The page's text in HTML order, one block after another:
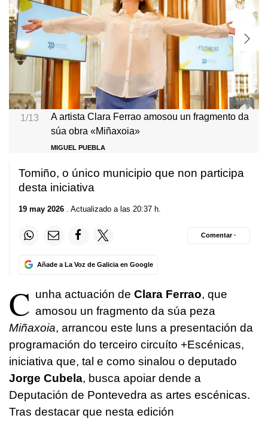
1/13
A artista Clara Ferrao amosou un fragmento da
súa obra «Miñaxoia»
MIGUEL PUEBLA
Tomiño, o único municipio que non participa
desta iniciativa
19 may 2026 . Actualizado a las 20:37 h.
Añade a La Voz de Galicia en Google
Comentar ·
C unha actuación de Clara Ferrao, que
amosou un fragmento da súa peza
Miñaxoia, arrancou este luns a presentación da
programación do terceiro circuíto +Escénicas,
iniciativa que, tal e como sinalou o deputado
Jorge Cubela, busca apoiar dende a
Deputación de Pontevedra as artes escénicas.
Tras destacar que nesta edición